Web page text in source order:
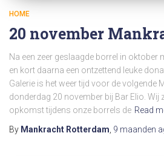
HOME
20 november
Na een zeer geslaagde borrel in oktober
en kort daarna een ontzettend leuke
Galerie is het weer tijd voor de volgende
donderdag 20 november bij Bar Elio. Wij
opkomst tijdens onze borrels de Read
By Mankracht Rotterdam 9 maanden